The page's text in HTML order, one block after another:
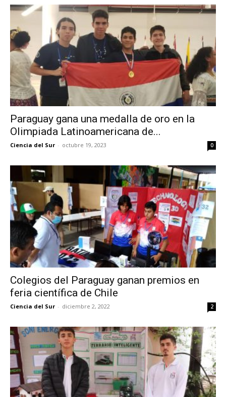
Paraguay gana una medalla de oro en la
Olimpiada Latinoamericana de...
Ciencia del Sur - octubre 19, 2023 0
Colegios del Paraguay ganan premios en
feria científica de Chile
Ciencia del Sur - diciembre 2, 2022 2